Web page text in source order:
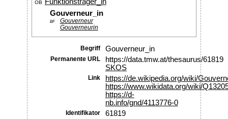
OB
Gouverneur_in
BF
Gouverneur
Gouverneurin
Begriff Gouverneur_in
Permanente URL
https://data.tmw.at/thesaurus/61819
SKOS
Link
https://de.wikipedia.org/wiki/
https://www.wikidata.org/wiki/
https://d-
nb.info/gnd/4113776-0
Identifikator 61819